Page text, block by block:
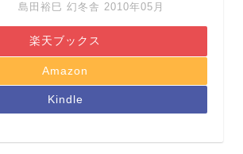
島田裕巳 幻冬舎 2010年05月
楽天ブックス
Amazon
Kindle